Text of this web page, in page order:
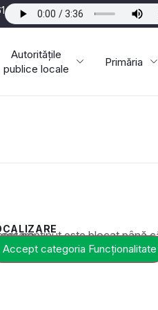
Autoritățile
publice locale
Primăria
până când acceptați categoria de cookie-uri necesară.
Accept categoria Funcționalitate